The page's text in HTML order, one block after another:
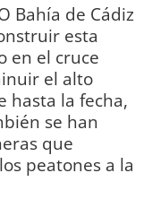
Bahía de Cádiz
esta
en el cruce
el alto
hasta la fecha,
se han
que
peatones a la